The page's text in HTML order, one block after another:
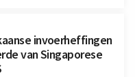
invoerheffingen
van Singaporese